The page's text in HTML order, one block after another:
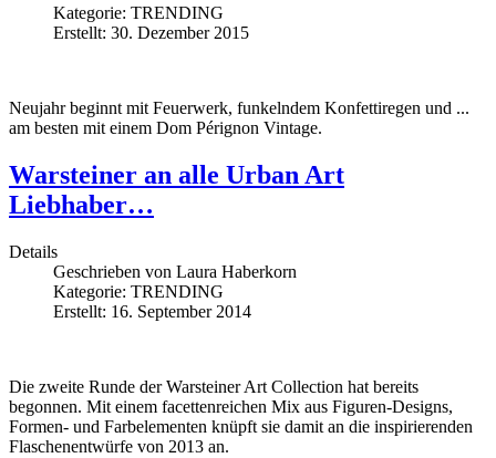
Kategorie: TRENDING
Erstellt: 30. Dezember 2015
Neujahr beginnt mit Feuerwerk, funkelndem Konfettiregen und ...
am besten mit einem Dom Pérignon Vintage.
Warsteiner an alle Urban Art
Liebhaber…
Details
Geschrieben von Laura Haberkorn
Kategorie: TRENDING
Erstellt: 16. September 2014
Die zweite Runde der Warsteiner Art Collection hat bereits
begonnen. Mit einem facettenreichen Mix aus Figuren-Designs,
Formen- und Farbelementen knüpft sie damit an die inspirierenden
Flaschenentwürfe von 2013 an.